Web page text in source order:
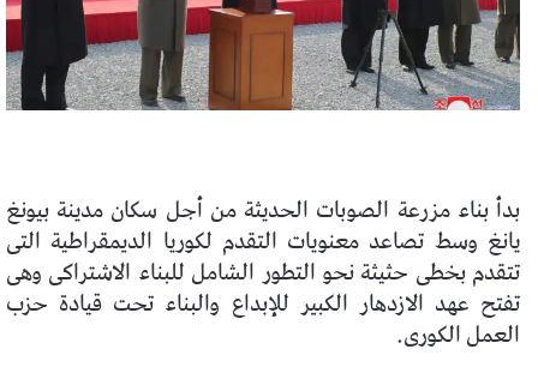
بدأ بناء مزرعة الصوبات الحديثة من أجل سكان مدينة بيونغ
يانغ وسط تصاعد معنويات التقدم لكوريا الديمقراطية التى
تتقدم بخطى حثيثة نحو التطور الشامل للبناء الاشتراكى وهى
تفتح عهد الازدهار الكبير للإبداع والبناء تحت قيادة حزب
العمل الكورى.